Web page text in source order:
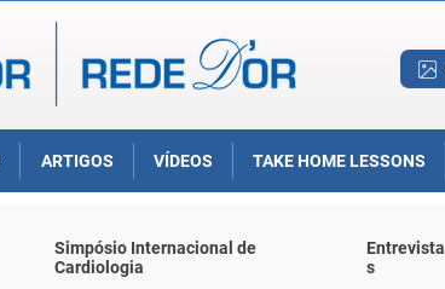
ARTIGOS VÍDEOS TAKE HOME LESSONS
Simpósio Internacional de
Cardiologia
Entrevista
s